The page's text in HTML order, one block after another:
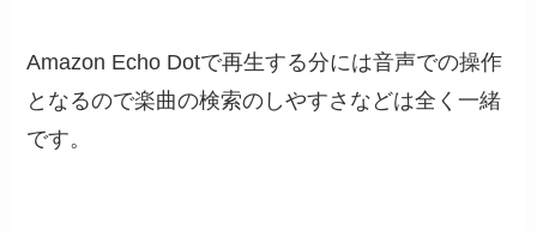
Amazon Echo Dotで再生する分には音声での操作
となるので楽曲の検索のしやすさなどは全く一緒
です。